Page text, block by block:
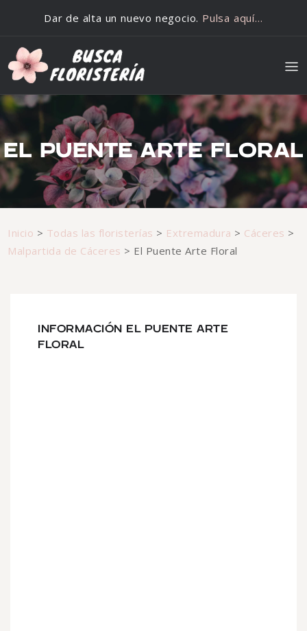
Dar de alta un nuevo negocio. Pulsa aquí…
EL PUENTE ARTE FLORAL
Inicio > Todas las floristerías > Extremadura > Cáceres >
Malpartida de Cáceres > El Puente Arte Floral
INFORMACIÓN EL PUENTE ARTE
FLORAL